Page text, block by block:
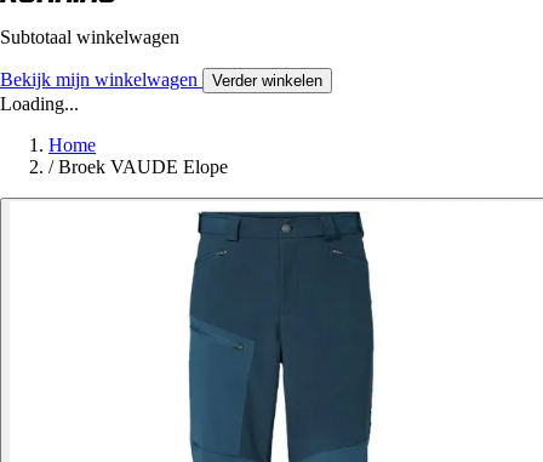
Subtotaal winkelwagen
Bekijk mijn winkelwagen Verder winkelen
Loading...
Home
/ Broek VAUDE Elope